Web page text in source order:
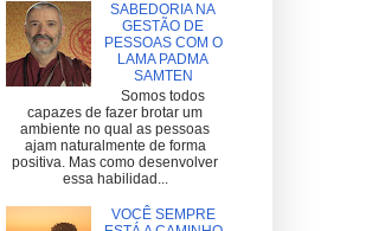
SABEDORIA NA
GESTÃO DE
PESSOAS COM O
LAMA PADMA
SAMTEN
Somos todos
capazes de fazer brotar um
ambiente no qual as pessoas
ajam naturalmente de forma
positiva. Mas como desenvolver
essa habilidad...
VOCÊ SEMPRE